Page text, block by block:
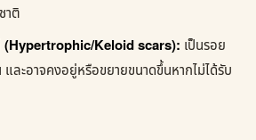
าติ
Keloid scars): เป็นรอย
และอาจคงอยู่หรือขยายขนาดขึ้นหากไม่ได้รับ